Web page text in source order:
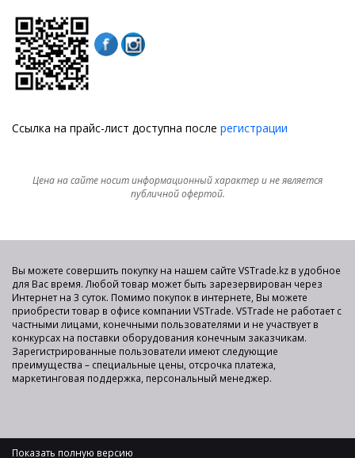
Ссылка на прайс-лист доступна после регистрации
Цена на сайте носит информационный характер и не является
публичной офертой.
Вы можете совершить покупку на нашем сайте VSTrade.kz в удобное
для Вас время. Любой товар может быть зарезервирован через
Интернет на 3 суток. Помимо покупок в интернете, Вы можете
приобрести товар в офисе компании VSTrade. VSTrade не работает с
частными лицами, конечными пользователями и не участвует в
конкурсах на поставки оборудования конечным заказчикам.
Зарегистрированные пользователи имеют следующие
преимущества – специальные цены, отсрочка платежа,
маркетинговая поддержка, персональный менеджер.
Показать полную версию